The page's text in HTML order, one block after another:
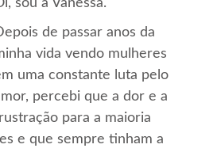
sou a Vanessa.
de passar anos da
vida vendo mulheres
uma constante luta pelo
percebi que a dor e a
para a maioria
e que sempre tinham a